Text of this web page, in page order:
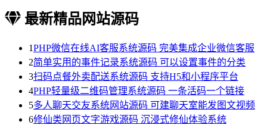
最新精品网站源码
1PHP微信在线AI客服系统源码 完美集成企业微信客服
2简单实用的事件记录系统源码 可以设置事件的分类
3扫码点餐外卖配送系统源码 支持H5和小程序平台
4PHP轻量级二维码管理系统源码 一条活码一个链接
5多人聊天交友系统网站源码 可建聊天室能发图文视频
6修仙类网页文字游戏源码 沉浸式修仙体验系统